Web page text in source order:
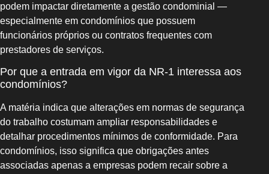
podem impactar diretamente a gestão condominial —
especialmente em condomínios que possuem
funcionários próprios ou contratos frequentes com
prestadores de serviços.
Por que a entrada em vigor da NR-1 interessa aos
condomínios?
A matéria indica que alterações em normas de segurança
do trabalho costumam ampliar responsabilidades e
detalhar procedimentos mínimos de conformidade. Para
condomínios, isso significa que obrigações antes
associadas apenas a empresas podem recair sobre a